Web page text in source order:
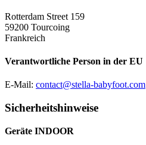
Rotterdam Street 159
59200 Tourcoing
Frankreich
Verantwortliche Person in der EU
E-Mail: contact@stella-babyfoot.com
Sicherheitshinweise
Geräte INDOOR